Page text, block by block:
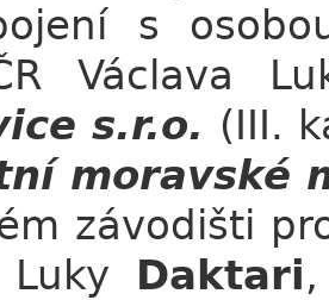
s
Václava
s.r.o. (III.
moravské
závodišti
Luky Daktari